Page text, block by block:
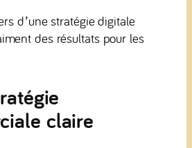
d’une stratégie digitale
des résultats pour les
claire